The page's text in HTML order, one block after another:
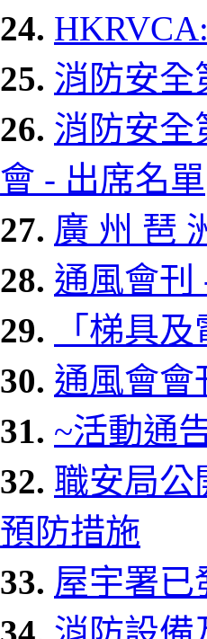
24.
25. 消防安全
26. 消防安全
會 - 出席名單
27. 廣 州 琶
28. 通風會刊
29.
「梯具
30. 通風會會
31. ~活動通
32. 職安局公
預防措施
33. 屋宇署已